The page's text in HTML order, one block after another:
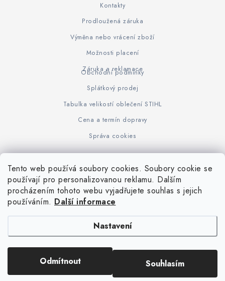
Tento web používá soubory cookies. Soubory cookie se
používají pro personalizovanou reklamu. Dalším
procházením tohoto webu vyjadřujete souhlas s jejich
používáním. Další informace
Nastavení
Odmítnout Souhlasím
Kontakty
Prodloužená záruka
Výměna nebo vrácení zboží
Možnosti placení
Záruka a reklamace
Obchodní podmínky
Splátkový prodej
Tabulka velikostí oblečení STIHL
Cena a termín dopravy
Správa cookies
www.KOVOJUHASZ.cz Výrobce STIHL STIHL Timbersport
Vytvořil Shoptet
iPloty.cz - PLETIVA A NÁŘADÍ. Všechna práva vyhrazena.
Upravit nastavení cookies